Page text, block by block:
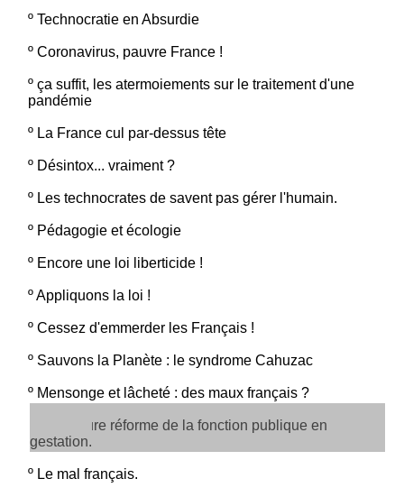
º Technocratie en Absurdie
º Coronavirus, pauvre France !
º ça suffit, les atermoiements sur le traitement d'une
pandémie
º La France cul par-dessus tête
º Désintox... vraiment ?
º Les technocrates de savent pas gérer l'humain.
º Pédagogie et écologie
º Encore une loi liberticide !
ºAppliquons la loi !
º Cessez d'emmerder les Français !
º Sauvons la Planète : le syndrome Cahuzac
º Mensonge et lâcheté : des maux français ?
La future réforme de la fonction publique en
gestation.
º Le mal français.